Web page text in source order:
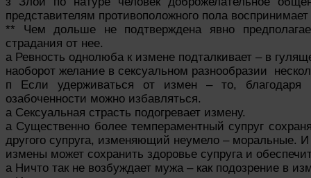
представителям противоположного пола
** Чем дольше не подтверждена явно
страдания от нее.
а Ревность однолюба к измене подталкивает – в
наоборот желание в сексуальном разнообразии
п Если удерживаться от измен – то, благодаря
озабоченности можно избавляться.
а Сексуальная страсть подогревает измену.
а Существенно более темпераментный супруг
другого супруга, изменяющий неумело – моральные.
измены может сохранить здоровье супруга и
а Ничто так не возбуждает мужа – как подозрение в